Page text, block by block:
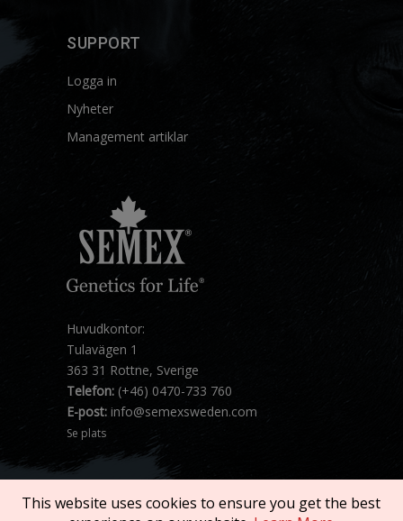
SUPPORT
Logga in
Nyheter
Management artiklar
Huvudkontor:
Tulavägen 1
363 31 Rottne, Sverige
Telefon: (+46) 0470-733 760
E-post: info@semexsweden.com
Se plats
This website uses cookies to ensure you get the best